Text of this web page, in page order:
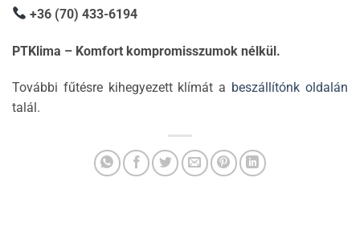
+36 (70) 433-6194
PTKlima – Komfort kompromisszumok nélkül.
További fűtésre kihegyezett klímát a beszállítónk oldalán
talál.